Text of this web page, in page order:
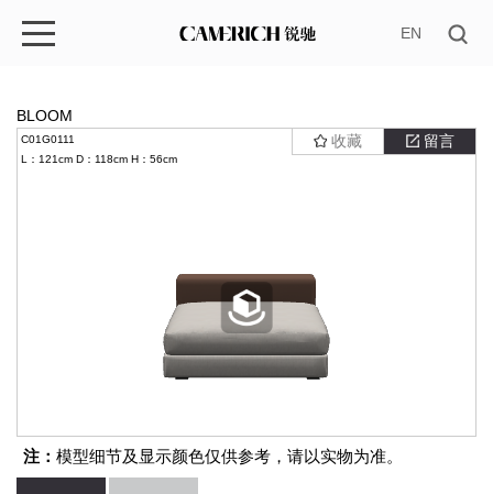
EN
BLOOM
C01G0111 收藏 留言
L：121cm D：118cm H：56cm
注： 模型细节及显示颜色仅供参考，请以实物为准。